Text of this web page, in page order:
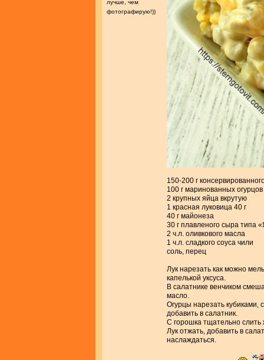
лучше, чем
фотографирую!))
150-200 г
100 г маринованных огурцов
2 крупных яйца вкрутую
1 красная луковица 40 г
40 г майонеза
30 г плавленого сыра типа
2 ч.л. оливкового масла
1 ч.л. сладкого соуса чили
соль, перец
Лук нарезать как можно
капелькой уксуса.
В салатнике венчиком
масло.
Огурцы нарезать кубиками,
добавить в салатник.
С горошка тщательно слить
Лук отжать, добавить в
наслаждаться.